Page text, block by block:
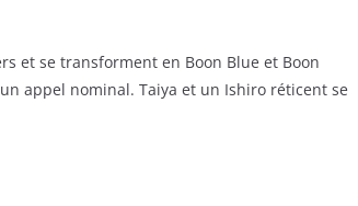
et se transforment en Boon Blue et Boon
appel nominal. Taiya et un Ishiro réticent se